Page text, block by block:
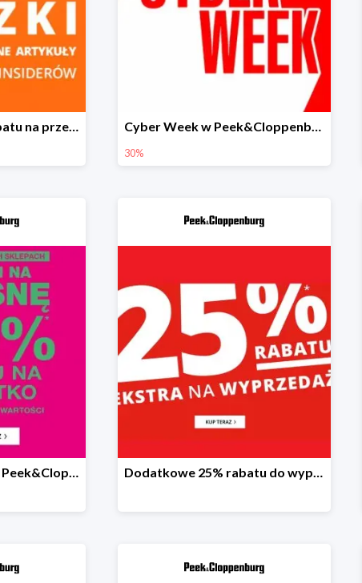
Dodatkowe 20% rabatu na przecenione produkty w Peek&Cloppenburg dla Insiderów Cyber Week w Peek&Cloppenburg do -30%
30%
Gotowi na wiosnę w Peek&Cloppenburg wszystko -20% Dodatkowe 25% rabatu do wyprzedaży w Peek&Cloppenburg